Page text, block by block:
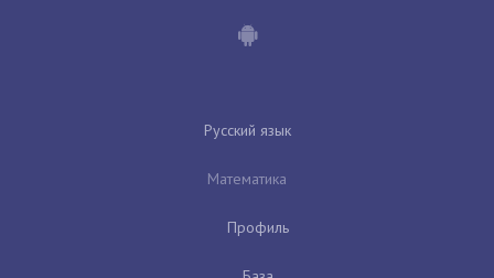
Русский язык
Математика
Профиль